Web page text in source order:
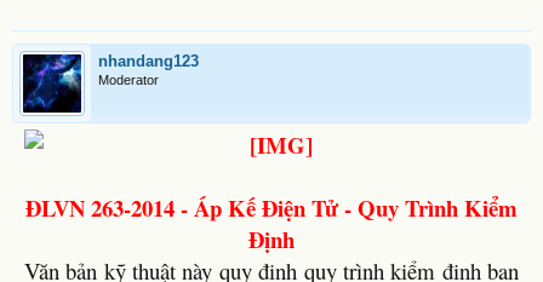
nhandang123
Moderator
ĐLVN 263-2014 - Áp Kế Điện Tử - Quy Trình Kiểm
Định
Văn bản kỹ thuật này quy định quy trình kiểm định ban